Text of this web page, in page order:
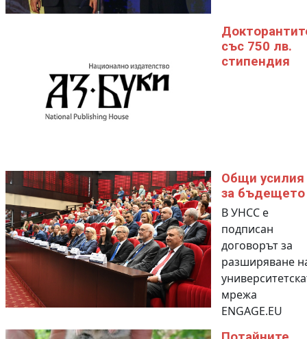
със 750 лв.
стипендия
Общи усилия
за бъдещето
В УНСС е
подписан
договорът за
разширяване
мрежа
ENGAGE.EU